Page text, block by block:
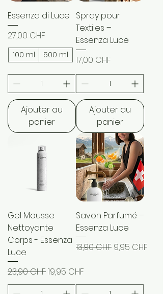
Essenza di Luce
Prix
27,00 CHF
100 ml 500 ml
Ajouter au
panier
Spray pour
Textiles –
Essenza Luce
Prix
17,00 CHF
Ajouter au
panier
Gel Mousse
Nettoyante
Corps - Essenza
Luce
Prix original
23,90 CHFPrix promotionnel
19,95 CHF
Savon Parfumé –
Essenza Luce
Prix original
13,90 CHF Prix
9,95 CHF